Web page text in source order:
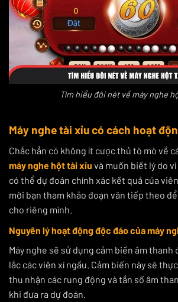
Tìm hiểu đôi nét về máy nghe
Máy nghe tài xỉu có cách hoạt
Chắc hẳn có không ít cược thủ tò mò về
máy nghe hột tài xỉu và muốn biết lý do
có thể dự đoán chính xác kết quả của
mời bạn tham khảo đoạn văn tiếp theo
cho riêng mình.
Nguyên lý hoạt động độc đáo của máy
Máy nghe sẽ sử dụng cảm biến âm
lắc các viên xí ngầu. Cảm biến này sẽ
thu nhận các rung động và tần số âm
khi đưa ra dự đoán.